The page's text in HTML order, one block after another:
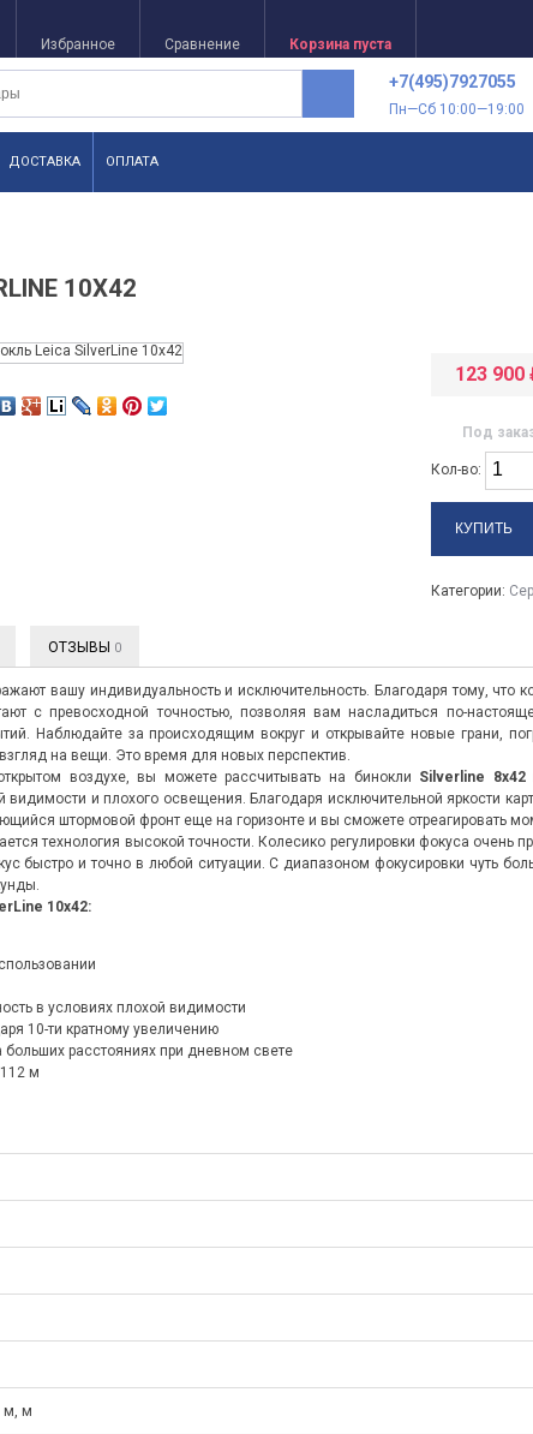
Избранное Сравнение Корзина пуста
+7(495)7927055
Пн—Сб 10:00—19:00
ДОСТАВКА ОПЛАТА
10X42
123 900
Под
Кол-во:
Категории:
ОТЗЫВЫ 0
вашу индивидуальность и исключительность. Благодаря тому, что
с превосходной точностью, позволяя вам насладиться по-
Наблюдайте за происходящим вокруг и открывайте новые грани,
на вещи. Это время для новых перспектив.
воздухе, вы можете рассчитывать на бинокли Silverline 8x42
видимости и плохого освещения. Благодаря исключительной яркости
штормовой фронт еще на горизонте и вы сможете отреагировать
технология высокой точности. Колесико регулировки фокуса очень
быстро и точно в любой ситуации. С диапазоном фокусировки чуть
10x42:
в условиях плохой видимости
10-ти кратному увеличению
расстояниях при дневном свете
м
м, м